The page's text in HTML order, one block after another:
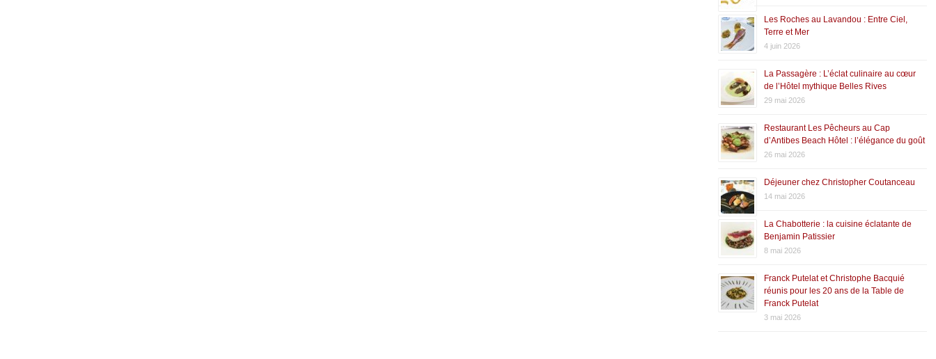
Les Roches au Lavandou : Entre Ciel,
Terre et Mer
4 juin 2026
La Passagère : L’éclat culinaire au cœur
de l’Hôtel mythique Belles Rives
29 mai 2026
Restaurant Les Pêcheurs au Cap
d’Antibes Beach Hôtel : l’élégance du goût
26 mai 2026
Déjeuner chez Christopher Coutanceau
14 mai 2026
La Chabotterie : la cuisine éclatante de
Benjamin Patissier
8 mai 2026
Franck Putelat et Christophe Bacquié
réunis pour les 20 ans de la Table de
Franck Putelat
3 mai 2026